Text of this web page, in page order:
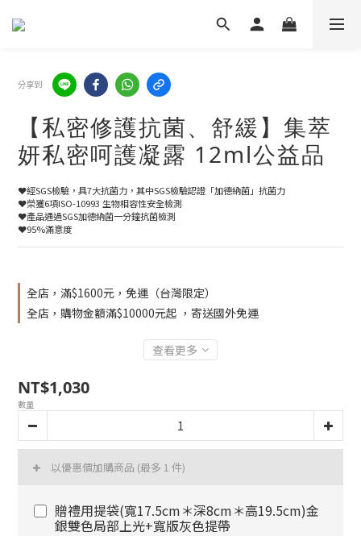
分享到
【私密修護抗菌、舒緩】集萃
妍私密呵護凝露 12ml公益品
❤️經SGS檢驗，具7大抗菌力，其中SGS檢驗認證「加德納菌」抗菌力
❤️榮獲6項ISO-10993 生物相容性安全檢測
❤️產品通過SGS加德納菌一分鐘抗菌檢測
❤️95%滿意度
全店，滿$1600元，免運（台灣限定）
全店，購物金額滿$10000元起 ，寄送國外免運
查看更多
NT$1,030
數量
以優惠價加購商品 (最多 1 件)
贈禮用提袋(寬17.5cm＊深8cm＊高19.5cm)金
銀雙色局部上光+寬版灰色提帶